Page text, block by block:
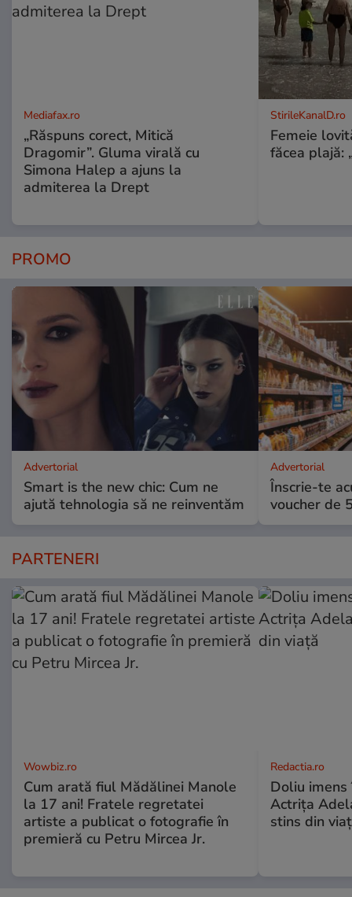
Mediafax.ro
„Răspuns corect, Mitică
Dragomir”. Gluma virală cu
Simona Halep a ajuns la
admiterea la Drept
StirileKanalD.ro
Femeie
făcea plajă:
PROMO
Advertorial
Smart is the new chic: Cum ne
ajută tehnologia să ne reinventăm
Advertorial
Înscrie-te
voucher de
PARTENERI
Wowbiz.ro
Cum arată fiul Mădălinei Manole
la 17 ani! Fratele regretatei
artiste a publicat o fotografie în
premieră cu Petru Mircea Jr.
Redactia.ro
Doliu
Actrița
stins din